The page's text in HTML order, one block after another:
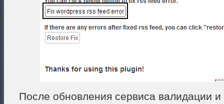
После обновления сервиса валидации